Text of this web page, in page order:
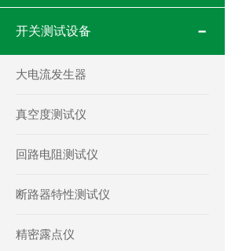
开关测试设备
大电流发生器
真空度测试仪
回路电阻测试仪
断路器特性测试仪
精密露点仪